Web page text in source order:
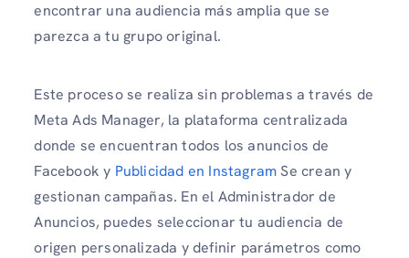
encontrar una audiencia más amplia que se
parezca a tu grupo original.
Este proceso se realiza sin problemas a través de
Meta Ads Manager, la plataforma centralizada
donde se encuentran todos los anuncios de
Facebook y Publicidad en InstagramSe crean y
gestionan campañas. En el Administrador de
Anuncios, puedes seleccionar tu audiencia de
origen personalizada y definir parámetros como